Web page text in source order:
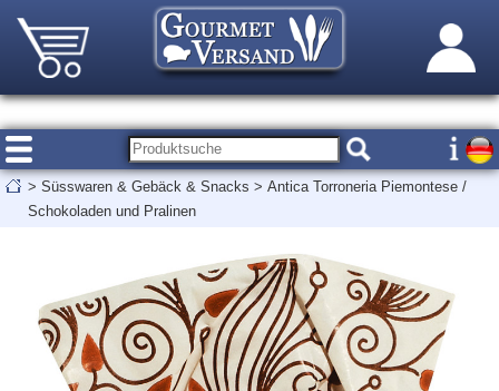
> Süsswaren & Gebäck & Snacks > Antica Torroneria Piemontese /
Schokoladen und Pralinen